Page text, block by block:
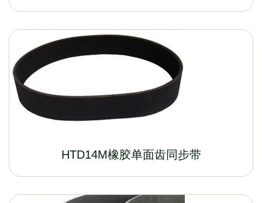
HTD14M橡胶单面齿同步带